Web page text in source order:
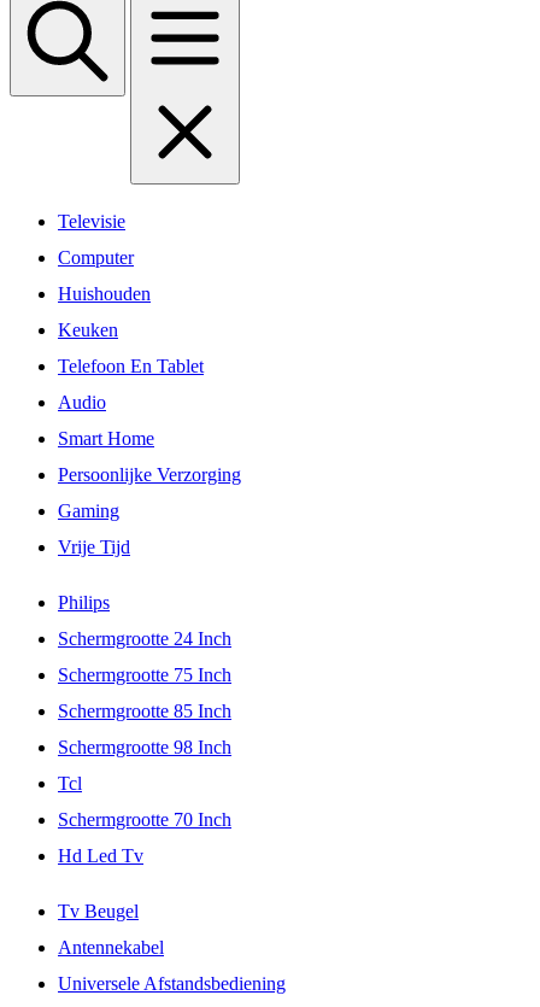
Televisie
Computer
Huishouden
Keuken
Telefoon En Tablet
Audio
Smart Home
Persoonlijke Verzorging
Gaming
Vrije Tijd
Philips
Schermgrootte 24 Inch
Schermgrootte 75 Inch
Schermgrootte 85 Inch
Schermgrootte 98 Inch
Tcl
Schermgrootte 70 Inch
Hd Led Tv
Tv Beugel
Antennekabel
Universele Afstandsbediening